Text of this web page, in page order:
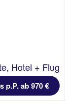
Hotel + Flug
p.P. ab 970 €